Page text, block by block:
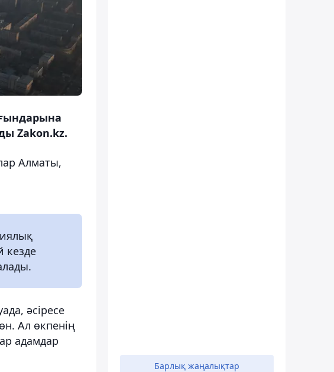
Zakon.kz.
Алматы,
кезде
әсіресе
Ал өкпенің
адамдар
Барлық жаңалықтар